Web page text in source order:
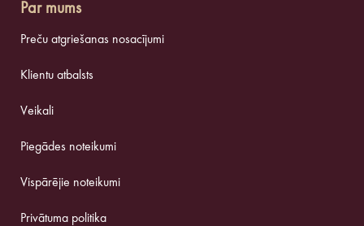
Par mums
Preču atgriešanas nosacījumi
Klientu atbalsts
Veikali
Piegādes noteikumi
Vispārējie noteikumi
Privātuma politika